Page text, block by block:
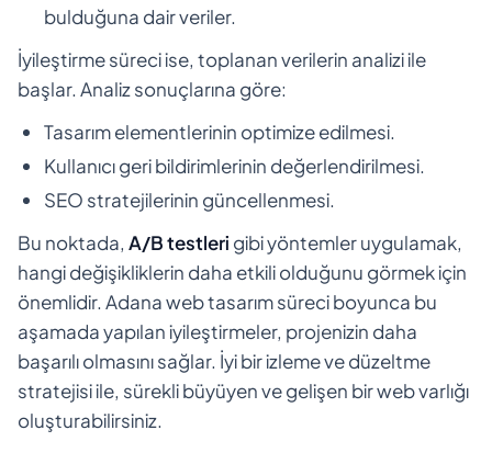
bulduğuna dair veriler.
İyileştirme süreci ise, toplanan verilerin analizi ile
başlar. Analiz sonuçlarına göre:
Tasarım elementlerinin optimize edilmesi.
Kullanıcı geri bildirimlerinin değerlendirilmesi.
SEO stratejilerinin güncellenmesi.
Bu noktada, A/B testleri gibi yöntemler uygulamak,
hangi değişikliklerin daha etkili olduğunu görmek için
önemlidir. Adana web tasarım süreci boyunca bu
aşamada yapılan iyileştirmeler, projenizin daha
başarılı olmasını sağlar. İyi bir izleme ve düzeltme
stratejisi ile, sürekli büyüyen ve gelişen bir web varlığı
oluşturabilirsiniz.